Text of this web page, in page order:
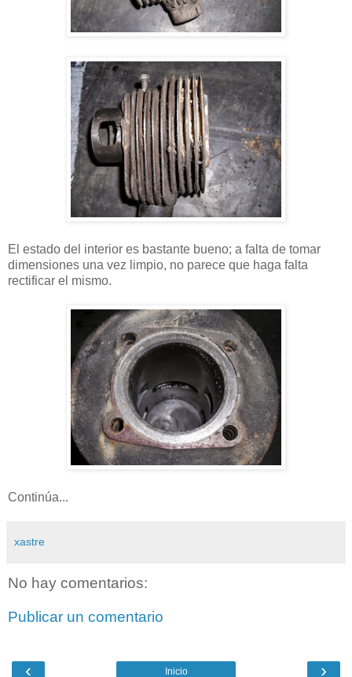
El estado del interior es bastante bueno; a falta de tomar
dimensiones una vez limpio, no parece que haga falta
rectificar el mismo.
Continúa...
xastre
No hay comentarios:
Publicar un comentario
‹ ›
Inicio